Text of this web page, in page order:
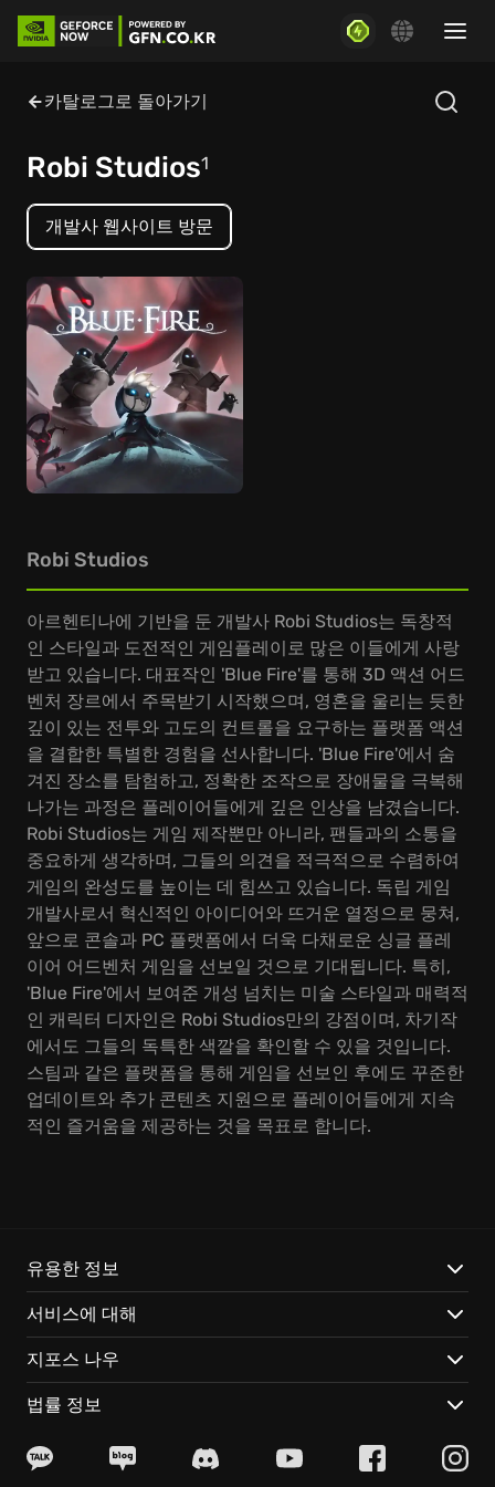
카탈로그로 돌아가기
Robi Studios1
개발사 웹사이트 방문
Robi Studios
아르헨티나에 기반을 둔 개발사 Robi Studios는 독창적
인 스타일과 도전적인 게임플레이로 많은 이들에게 사랑
받고 있습니다. 대표작인 'Blue Fire'를 통해 3D 액션 어드
벤처 장르에서 주목받기 시작했으며, 영혼을 울리는 듯한
깊이 있는 전투와 고도의 컨트롤을 요구하는 플랫폼 액션
을 결합한 특별한 경험을 선사합니다. 'Blue Fire'에서 숨
겨진 장소를 탐험하고, 정확한 조작으로 장애물을 극복해
나가는 과정은 플레이어들에게 깊은 인상을 남겼습니다.
Robi Studios는 게임 제작뿐만 아니라, 팬들과의 소통을
중요하게 생각하며, 그들의 의견을 적극적으로 수렴하여
게임의 완성도를 높이는 데 힘쓰고 있습니다. 독립 게임
개발사로서 혁신적인 아이디어와 뜨거운 열정으로 뭉쳐,
앞으로 콘솔과 PC 플랫폼에서 더욱 다채로운 싱글 플레
이어 어드벤처 게임을 선보일 것으로 기대됩니다. 특히,
'Blue Fire'에서 보여준 개성 넘치는 미술 스타일과 매력적
인 캐릭터 디자인은 Robi Studios만의 강점이며, 차기작
에서도 그들의 독특한 색깔을 확인할 수 있을 것입니다.
스팀과 같은 플랫폼을 통해 게임을 선보인 후에도 꾸준한
업데이트와 추가 콘텐츠 지원으로 플레이어들에게 지속
적인 즐거움을 제공하는 것을 목표로 합니다.
유용한 정보
서비스에 대해
지포스 나우
법률 정보